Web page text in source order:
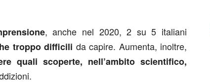
, anche nel 2020, 2 su 5 italiani
troppo difficili da capire. Aumenta, inoltre,
quali scoperte, nell’ambito scientifico,